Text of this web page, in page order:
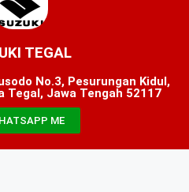
TEGAL
No.3, Pesurungan Kidul,
Tegal, Jawa Tengah 52117
ME